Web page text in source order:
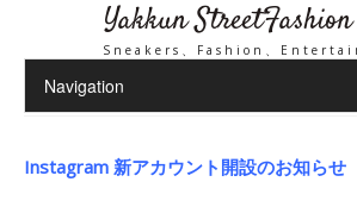
Yakkun
Sneakers、Fashion、
Instagram 新アカウント開設のお知らせ